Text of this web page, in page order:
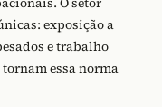
exposição a
e trabalho
essa norma